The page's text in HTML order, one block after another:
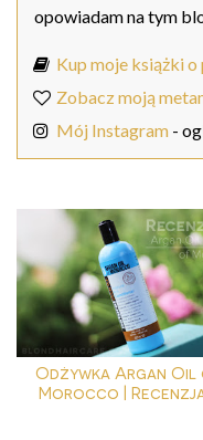
opowiadam na tym
Kup moje książki
Zobacz moją
Mój Instagram -
Odżywka Argan Oil
Morocco |